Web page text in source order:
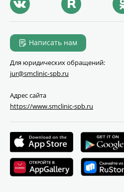
Написать нам
Для юридических обращений:
jur@smclinic‑spb.ru
Адрес сайта
https://www.smclinic-spb.ru